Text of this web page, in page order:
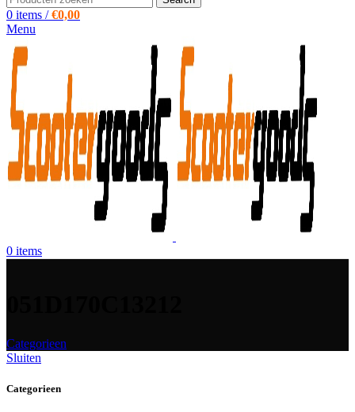
0 items / €0,00
Menu
0 items
Categorieen
Sluiten
Categorieen